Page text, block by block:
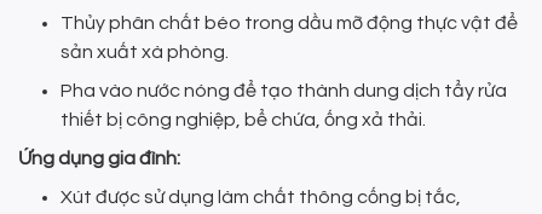
Thủy phân chất béo trong dầu mỡ động thực vật để
sản xuất xà phòng.
Pha vào nước nóng để tạo thành dung dịch tẩy rửa
thiết bị công nghiệp, bể chứa, ống xả thải.
Ứng dụng gia đình:
Xút được sử dụng làm chất thông cống bị tắc,